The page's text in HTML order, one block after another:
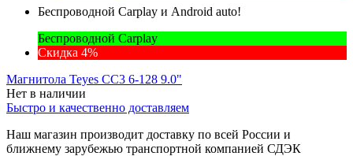
Беспроводной Carplay и Android auto!
Беспроводной Carplay
Скидка 4%
Магнитола Teyes CC3 6-128 9.0"
Нет в наличии
Быстро и качественно доставляем
Наш магазин производит доставку по всей России и
ближнему зарубежью транспортной компанией СДЭК